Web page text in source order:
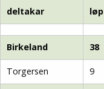
deltakar løp
Birkeland 38
Torgersen 9